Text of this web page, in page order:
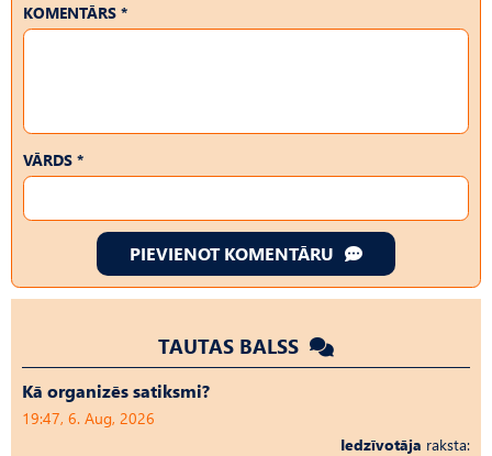
KOMENTĀRS *
VĀRDS *
PIEVIENOT KOMENTĀRU
TAUTAS BALSS
Kā organizēs satiksmi?
19:47, 6. Aug, 2026
Iedzīvotāja raksta: